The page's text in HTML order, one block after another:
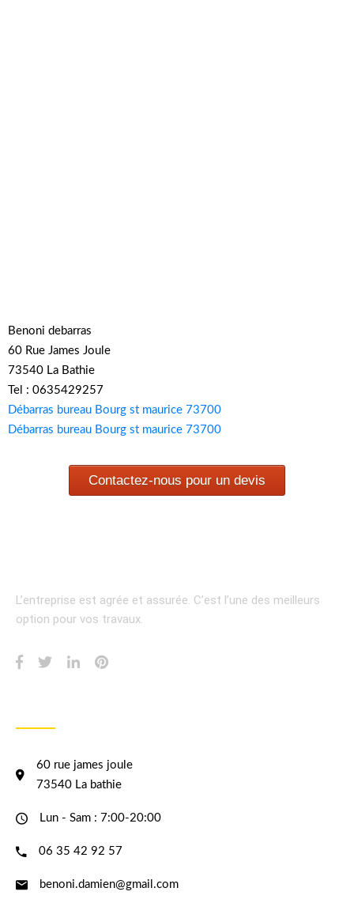
Benoni debarras
60 Rue James Joule
73540 La Bathie
Tel : 0635429257
Débarras bureau Bourg st maurice 73700
Débarras bureau Bourg st maurice 73700
Contactez-nous pour un devis
L’entreprise est agrée et assurée. C’est l’une des meilleurs
option pour vos travaux.
60 rue james joule
73540 La bathie
Lun - Sam : 7:00-20:00
06 35 42 92 57
benoni.damien@gmail.com